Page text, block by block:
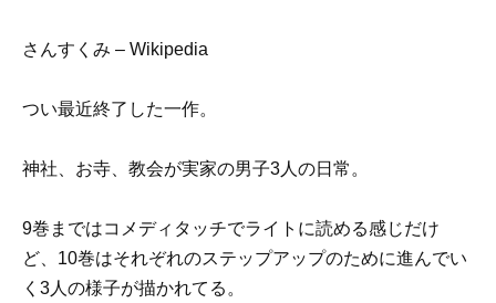
さんすくみ – Wikipedia
つい最近終了した一作。
神社、お寺、教会が実家の男子3人の日常。
9巻まではコメディタッチでライトに読める感じだけ
ど、10巻はそれぞれのステップアップのために進んでい
く3人の様子が描かれてる。